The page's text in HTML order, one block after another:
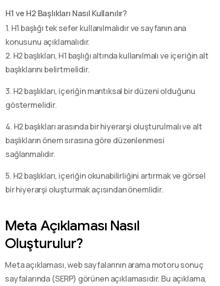
H1 ve H2 Başlıkları Nasıl Kullanılır?
1. H1 başlığı tek sefer kullanılmalıdır ve sayfanın ana
konusunu açıklamalıdır.
2. H2 başlıkları, H1 başlığı altında kullanılmalı ve içeriğin alt
başlıklarını belirtmelidir.
3. H2 başlıkları, içeriğin mantıksal bir düzeni olduğunu
göstermelidir.
4. H2 başlıkları arasında bir hiyerarşi oluşturulmalı ve alt
başlıkların önem sırasına göre düzenlenmesi
sağlanmalıdır.
5. H2 başlıkları, içeriğin okunabilirliğini artırmak ve görsel
bir hiyerarşi oluşturmak açısından önemlidir.
Meta Açıklaması Nasıl
Oluşturulur?
Meta açıklaması, web sayfalarının arama motoru sonuç
sayfalarında (SERP) görünen açıklamasıdır. Bu açıklama,